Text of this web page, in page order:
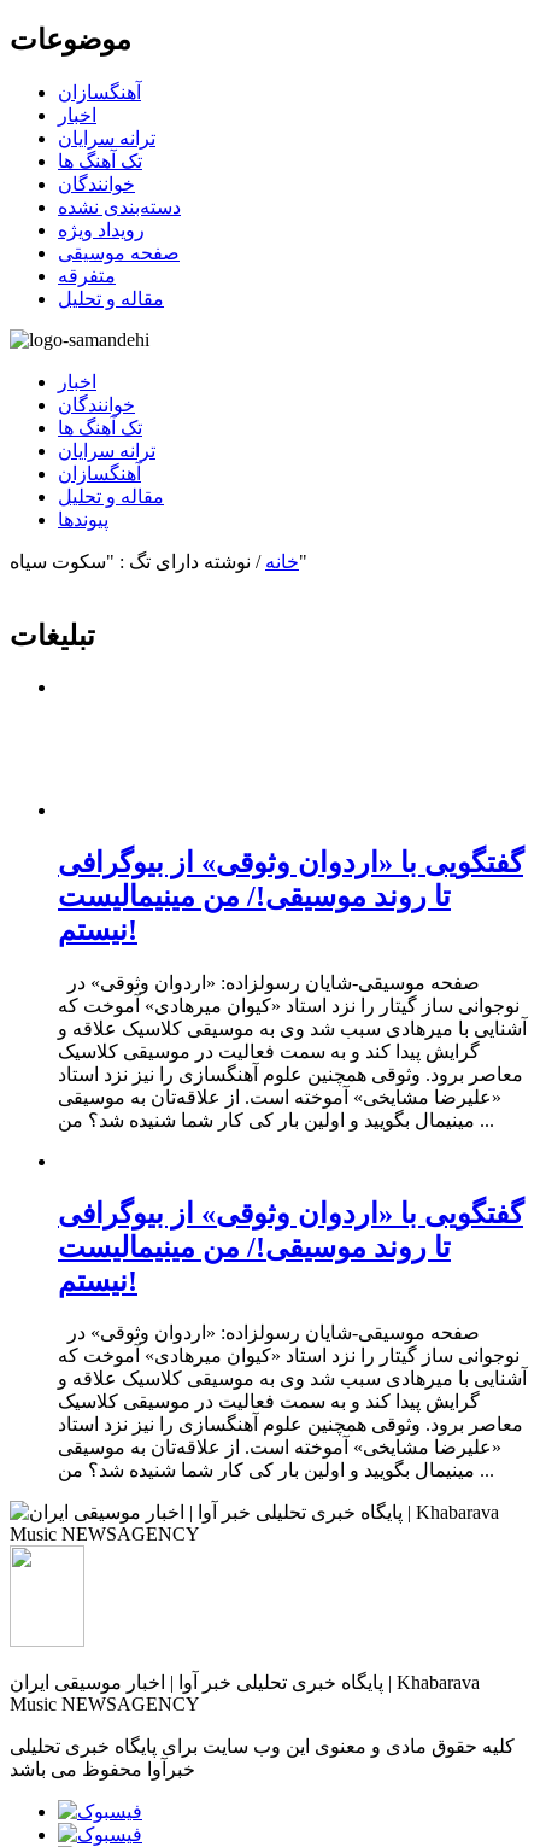
موضوعات
آهنگسازان
اخبار
ترانه سرایان
تک آهنگ ها
خوانندگان
دسته‌بندی نشده
رویداد ویژه
صفحه موسیقی
متفرقه
مقاله و تحلیل
اخبار
خوانندگان
تک آهنگ ها
ترانه سرایان
آهنگسازان
مقاله و تحلیل
پیوندها
خانه / نوشته دارای تگ : "سکوت سیاه"
تبلیغات
گفتگویی با «اردوان وثوقی» از بیوگرافی
تا روند موسیقی!/ من مینیمالیست
نیستم!
نوجوانی ساز گیتار را نزد استاد «کیوان میرهادی» آموخت که
آشنایی با میرهادی سبب شد وی به موسیقی کلاسیک علاقه و
گرایش پیدا کند و به سمت فعالیت در موسیقی کلاسیک
معاصر برود. وثوقی همچنین علوم آهنگسازی را نیز نزد استاد
«علیرضا مشایخی» آموخته است. از علاقه‌تان به موسیقی
مینیمال بگویید و اولین بار کی کار شما شنیده شد؟ من ...
گفتگویی با «اردوان وثوقی» از بیوگرافی
تا روند موسیقی!/ من مینیمالیست
نیستم!
نوجوانی ساز گیتار را نزد استاد «کیوان میرهادی» آموخت که
آشنایی با میرهادی سبب شد وی به موسیقی کلاسیک علاقه و
گرایش پیدا کند و به سمت فعالیت در موسیقی کلاسیک
معاصر برود. وثوقی همچنین علوم آهنگسازی را نیز نزد استاد
«علیرضا مشایخی» آموخته است. از علاقه‌تان به موسیقی
مینیمال بگویید و اولین بار کی کار شما شنیده شد؟ من ...
پایگاه خبری تحلیلی خبر آوا | اخبار موسیقی ایران | Khabarava
Music NEWSAGENCY
کلیه حقوق مادی و معنوی این وب سایت برای پایگاه خبری تحلیلی
خبرآوا محفوظ می باشد